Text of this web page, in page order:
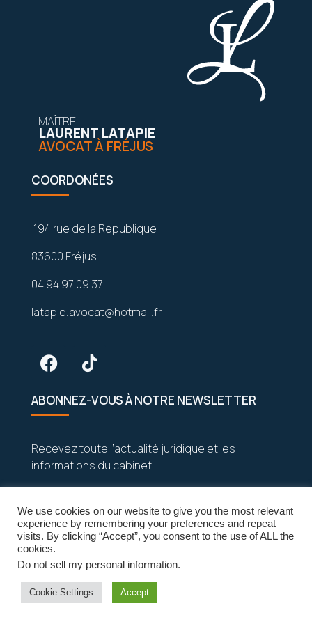
MAÎTRE
LAURENT LATAPIE
AVOCAT À FRÉJUS
COORDONÉES
194 rue de la République
83600 Fréjus
04 94 97 09 37
latapie.avocat@hotmail.fr
ABONNEZ-VOUS À NOTRE NEWSLETTER
Recevez toute l’actualité juridique et les
informations du cabinet.
Vos données sont strictement confidentielles
et seront jamais partagées.
We use cookies on our website to give you the most relevant
experience by remembering your preferences and repeat
visits. By clicking “Accept”, you consent to the use of ALL the
cookies.
Do not sell my personal information.
Cookie Settings Accept